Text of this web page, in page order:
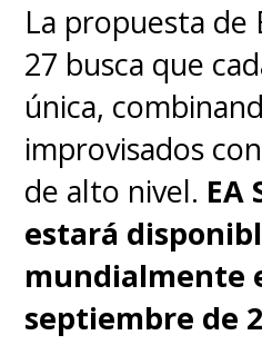
La propuesta de
27 busca que
única,
improvisados
de alto nivel. EA
estará
mundialmente
septiembre de